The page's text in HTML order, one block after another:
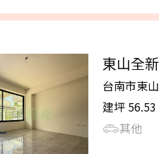
東山全
台南市東
建坪 56.53
其他